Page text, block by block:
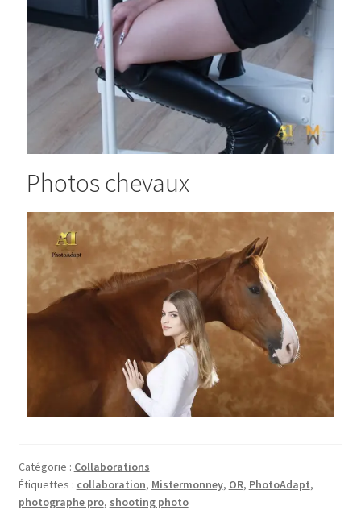
Photos chevaux
Catégorie : Collaborations
Étiquettes : collaboration, Mistermonney, OR, PhotoAdapt,
photographe pro, shooting photo